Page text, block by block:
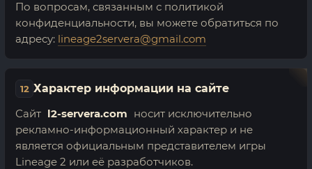
По вопросам, связанным с политикой
конфиденциальности, вы можете обратиться по
адресу: lineage2servera@gmail.com
12 Характер информации на сайте
Сайт l2-servera.com
носит исключительно
рекламно-информационный характер и не
является официальным представителем игры
Lineage 2 или её разработчиков.